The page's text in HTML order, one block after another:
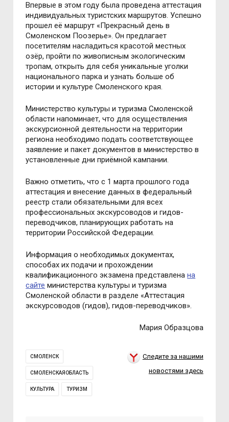
Впервые в этом году была проведена аттестация
индивидуальных туристских маршрутов. Успешно
прошел её маршрут «Прекрасный день в
Смоленском Поозерье». Он предлагает
посетителям насладиться красотой местных
озёр, пройти по живописным экологическим
тропам, открыть для себя уникальные уголки
национального парка и узнать больше об
истории и культуре Смоленского края.
Министерство культуры и туризма Смоленской
области напоминает, что для осуществления
экскурсионной деятельности на территории
региона необходимо подать соответствующее
заявление и пакет документов в министерство в
установленные дни приёмной кампании.
Важно отметить, что с 1 марта прошлого года
аттестация и внесение данных в федеральный
реестр стали обязательными для всех
профессиональных экскурсоводов и гидов-
переводчиков, планирующих работать на
территории Российской Федерации.
Информация о необходимых документах,
способах их подачи и прохождении
квалификационного экзамена представленана
сайте министерства культуры и туризма
Смоленской области в разделе «Аттестация
экскурсоводов (гидов), гидов-переводчиков».
Мария Образцова
СМОЛЕНСК
СМОЛЕНСКАЯОБЛАСТЬ
КУЛЬТУРА ТУРИЗМ
Следите за нашими
новостями здесь